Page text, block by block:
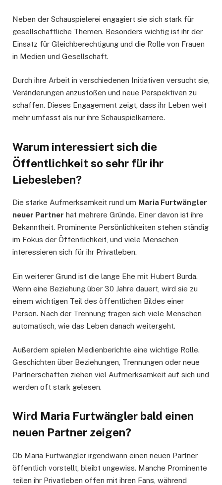
Neben der Schauspielerei engagiert sie sich stark für
gesellschaftliche Themen. Besonders wichtig ist ihr der
Einsatz für Gleichberechtigung und die Rolle von Frauen
in Medien und Gesellschaft.
Durch ihre Arbeit in verschiedenen Initiativen versucht sie,
Veränderungen anzustoßen und neue Perspektiven zu
schaffen. Dieses Engagement zeigt, dass ihr Leben weit
mehr umfasst als nur ihre Schauspielkarriere.
Warum interessiert sich die
Öffentlichkeit so sehr für ihr
Liebesleben?
Die starke Aufmerksamkeit rund um Maria Furtwängler
neuer Partner hat mehrere Gründe. Einer davon ist ihre
Bekanntheit. Prominente Persönlichkeiten stehen ständig
im Fokus der Öffentlichkeit, und viele Menschen
interessieren sich für ihr Privatleben.
Ein weiterer Grund ist die lange Ehe mit Hubert Burda.
Wenn eine Beziehung über 30 Jahre dauert, wird sie zu
einem wichtigen Teil des öffentlichen Bildes einer
Person. Nach der Trennung fragen sich viele Menschen
automatisch, wie das Leben danach weitergeht.
Außerdem spielen Medienberichte eine wichtige Rolle.
Geschichten über Beziehungen, Trennungen oder neue
Partnerschaften ziehen viel Aufmerksamkeit auf sich und
werden oft stark gelesen.
Wird Maria Furtwängler bald einen
neuen Partner zeigen?
Ob Maria Furtwängler irgendwann einen neuen Partner
öffentlich vorstellt, bleibt ungewiss. Manche Prominente
teilen ihr Privatleben offen mit ihren Fans, während